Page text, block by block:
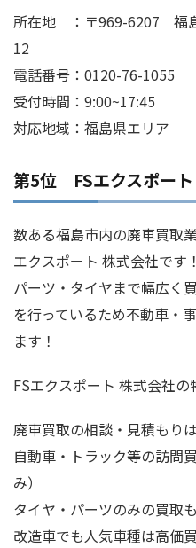
所在地 ：〒969-6207 福
12
電話番号：0120-76-1055
受付時間：9:00~17:45
対応地域：福島県エリア
第5位 FSエクスポート
数ある福島市内の廃車買取
エクスポート 株式会社です
パーツ・タイヤまで幅広く
を行っているため不動車・
ます！
FSエクスポート 株式会社の
廃車買取の相談・見積もり
自動車・トラック等の訪問
み）
タイヤ・パーツのみの買取
改造車でも人気車種は高価